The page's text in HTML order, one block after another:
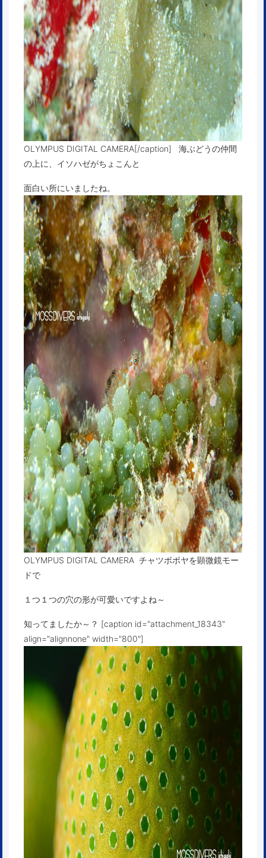
OLYMPUS DIGITAL CAMERA[/caption] 海ぶどうの仲間
の上に、イソハゼがちょこんと
面白い所にいましたね。
OLYMPUS DIGITAL CAMERA チャツボボヤを顕微鏡モー
ドで
１つ１つの穴の形が可愛いですよね～
知ってましたか～？ [caption id="attachment_18343"
align="alignnone" width="800"]